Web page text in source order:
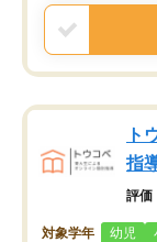
ト
指
評価
対象学年 幼児